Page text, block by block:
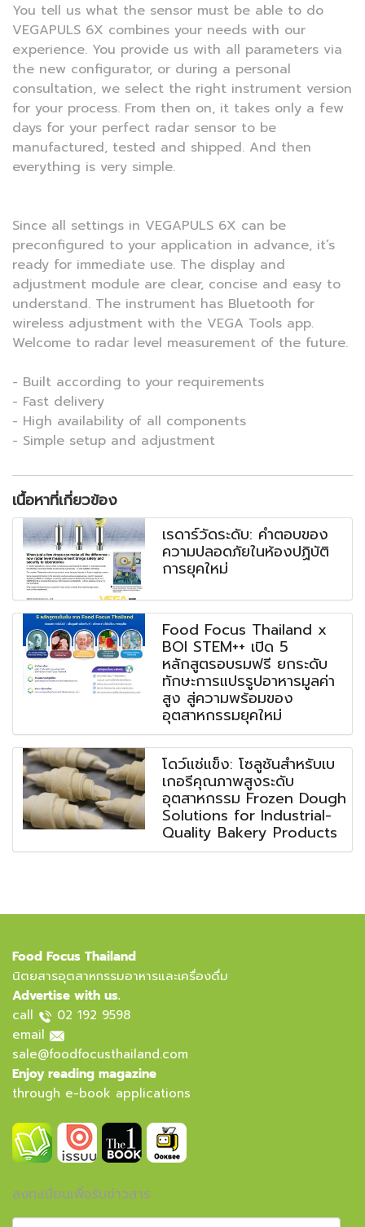
You tell us what the sensor must be able to do
VEGAPULS 6X combines your needs with our
experience. You provide us with all parameters via
the new configurator, or during a personal
consultation, we select the right instrument version
for your process. From then on, it takes only a few
days for your perfect radar sensor to be
manufactured, tested and shipped. And then
everything is very simple.
Since all settings in VEGAPULS 6X can be
preconfigured to your application in advance, it’s
ready for immediate use. The display and
adjustment module are clear, concise and easy to
understand. The instrument has Bluetooth for
wireless adjustment with the VEGA Tools app.
Welcome to radar level measurement of the future.
- Built according to your requirements
- Fast delivery
- High availability of all components
- Simple setup and adjustment
เนื้อหาที่เกี่ยวข้อง
เรดาร์วัดระดับ: คำตอบของ
ความปลอดภัยในห้องปฏิบัติ
การยุคใหม่
Food Focus Thailand x
BOI STEM++ เปิด 5
หลักสูตรอบรมฟรี ยกระดับ
ทักษะการแปรรูปอาหารมูลค่า
สูง สู่ความพร้อมของ
อุตสาหกรรมยุคใหม่
โดว์แช่แข็ง: โซลูชันสำหรับเบ
เกอรีคุณภาพสูงระดับ
อุตสาหกรรม Frozen Dough
Solutions for Industrial-
Quality Bakery Products
Food Focus Thailand
นิตยสารอุตสาหกรรมอาหารและเครื่องดื่ม
Advertise with us.
call
02 192 9598
email
sale@foodfocusthailand.com
Enjoy reading magazine
through e-book applications
ลงทะเบียนเพื่อรับข่าวสาร